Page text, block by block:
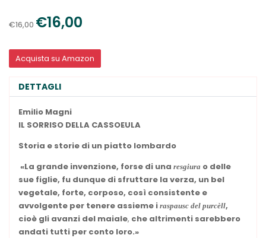
€16,00 €16,00
Acquista su Amazon
DETTAGLI
Emilio Magni
IL SORRISO DELLA CASSOEULA
Storia e storie di un piatto lombardo
«La grande invenzione, forse di una resgiura o delle
sue figlie, fu dunque di sfruttare la verza, un bel
vegetale, forte, corposo, così consistente e
avvolgente per tenere assieme i raspausc del purcèll,
cioè gli avanzi del maiale, che altrimenti sarebbero
andati tutti per conto loro.»